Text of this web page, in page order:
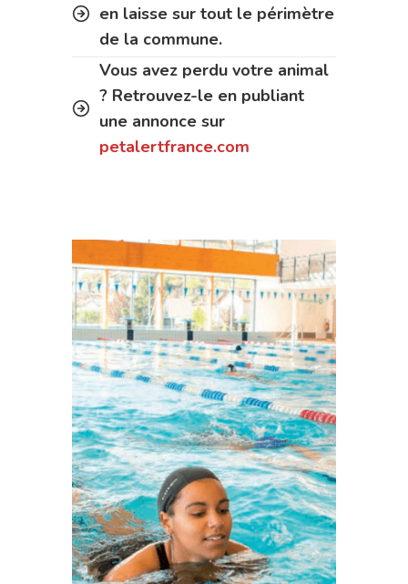
en laisse sur tout le périmètre
de la commune.
Vous avez perdu votre animal
? Retrouvez-le en publiant
une annonce sur
petalertfrance.com